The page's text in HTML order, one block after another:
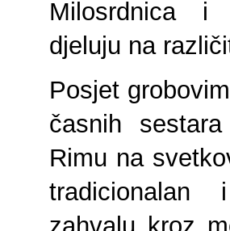
Milosrdnica i
djeluju na
Posjet
časnih
Rimu na
tradicionalan
zahvalu kroz